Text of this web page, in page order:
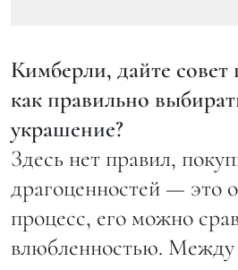
Кимберли, дайте совет
как правильно
украшение?
Здесь нет правил,
драгоценностей — это
процесс, его можно
влюбленностью.